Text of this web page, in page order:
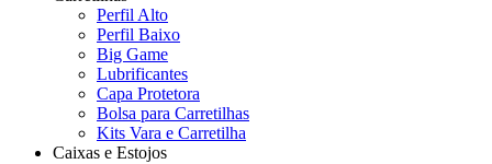
Perfil Alto
Perfil Baixo
Big Game
Lubrificantes
Capa Protetora
Bolsa para Carretilhas
Kits Vara e Carretilha
Caixas e Estojos